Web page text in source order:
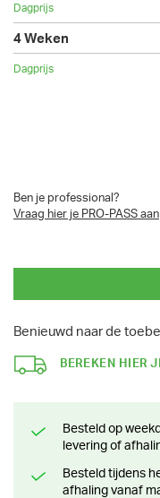
Ben je professional?
Vraag hier je PRO-PASS aan
Benieuwd naar de
BEREKEN HIER
Besteld op weekdagen voor 13 uur? Klaar voor
levering of
Besteld tijdens het weekend? Klaar voor levering of
afhaling vanaf